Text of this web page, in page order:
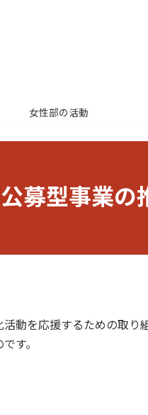
女性部の活動
募型事業の
動を応援するための取
す。